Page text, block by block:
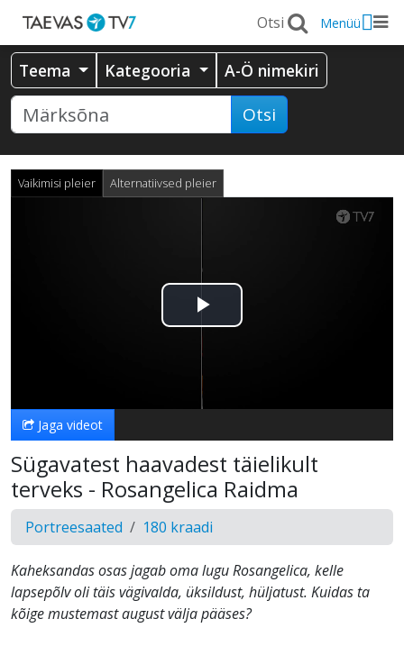
Menüü
Teema Kategooria A-Ö nimekiri
Otsi
Vaikimisi pleier Alternatiivsed pleier
Esita
video
Jaga videot
Sügavatest haavadest täielikult
terveks - Rosangelica Raidma
Portreesaated 180 kraadi
Kaheksandas osas jagab oma lugu Rosangelica, kelle
lapsepõlv oli täis vägivalda, üksildust, hüljatust. Kuidas ta
kõige mustemast august välja pääses?